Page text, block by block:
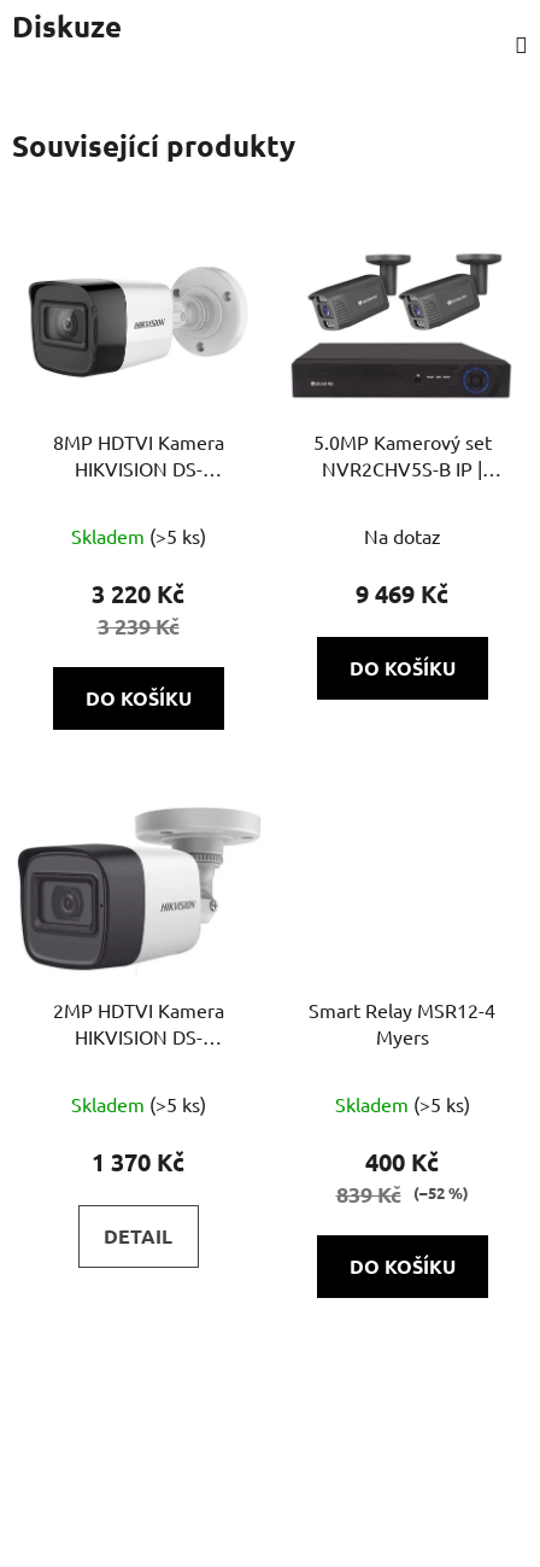
Diskuze
Související produkty
8MP HDTVI Kamera
HIKVISION DS-
Skladem (>5 ks)
3 220 Kč
3 239 Kč
DO KOŠÍKU
5.0MP Kamerový set
NVR2CHV5S-B IP |
Na dotaz
9 469 Kč
DO KOŠÍKU
2MP HDTVI Kamera
HIKVISION DS-
hodnocení
produktu
5,0
z
Skladem (>5 ks)
1 370 Kč
DETAIL
Smart Relay MSR12-4
Myers
Skladem (>5 ks)
400 Kč
839 Kč (–52 %)
DO KOŠÍKU